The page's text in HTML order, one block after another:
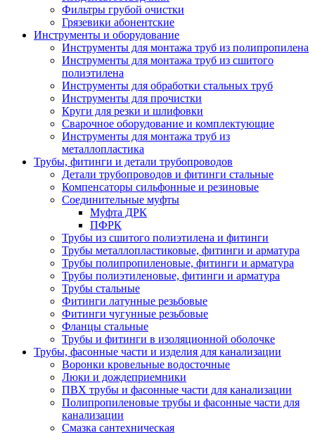
Фильтры грубой очистки
Грязевики абонентские
Инструменты и оборудование
Инструменты для монтажа труб из полипропилена
Инструменты для монтажа труб из сшитого
полиэтилена
Инструменты для обработки стальных труб
Инструменты для прочистки
Круги для резки и шлифовки
Сварочное оборудование и комплектующие
Инструменты для монтажа труб из
металлопластика
Трубы, фитинги и детали трубопроводов
Детали трубопроводов и фитинги стальные
Компенсаторы сильфонные и резиновые
Соединительные муфты
Муфта ДРК
ПФРК
Трубы из сшитого полиэтилена и фитинги
Трубы металлопластиковые, фитинги и арматура
Трубы полипропиленовые, фитинги и арматура
Трубы полиэтиленовые, фитинги и арматура
Трубы стальные
Фитинги латунные резьбовые
Фитинги чугунные резьбовые
Фланцы стальные
Трубы и фитинги в изоляционной оболочке
Трубы, фасонные части и изделия для канализации
Воронки кровельные водосточные
Люки и дождеприемники
ПВХ трубы и фасонные части для канализации
Полипропиленовые трубы и фасонные части для
канализации
Смазка сантехническая